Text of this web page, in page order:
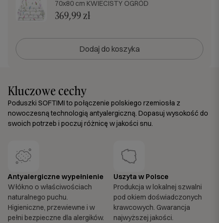
70x80 cm KWIECISTY OGRÓD
369,99 zł
Dodaj do koszyka
Kluczowe cechy
Poduszki SOFTIMI to połączenie polskiego rzemiosła z
nowoczesną technologią antyalergiczną. Dopasuj wysokość do
swoich potrzeb i poczuj różnicę w jakości snu.
Antyalergiczne wypełnienie
Włókno o właściwościach
naturalnego puchu.
Higieniczne, przewiewne i w
pełni bezpieczne dla alergików.
Uszyta w Polsce
Produkcja w lokalnej szwalni
pod okiem doświadczonych
krawcowych. Gwarancja
najwyższej jakości.